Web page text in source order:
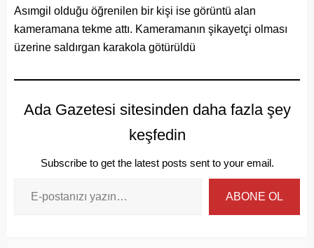
Asımgil olduğu öğrenilen bir kişi ise görüntü alan
kameramana tekme attı. Kameramanın şikayetçi olması
üzerine saldırgan karakola götürüldü
Ada Gazetesi sitesinden daha fazla şey
keşfedin
Subscribe to get the latest posts sent to your email.
ABONE OL